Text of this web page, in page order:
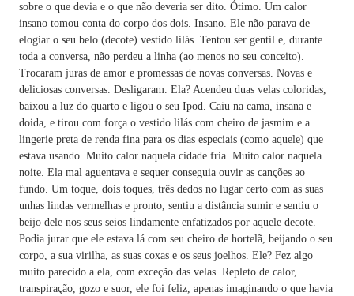
sobre o que devia e o que não deveria ser dito. Ótimo. Um calor
insano tomou conta do corpo dos dois. Insano. Ele não parava de
elogiar o seu belo (decote) vestido lilás. Tentou ser gentil e, durante
toda a conversa, não perdeu a linha (ao menos no seu conceito).
Trocaram juras de amor e promessas de novas conversas. Novas e
deliciosas conversas. Desligaram. Ela? Acendeu duas velas coloridas,
baixou a luz do quarto e ligou o seu Ipod. Caiu na cama, insana e
doida, e tirou com força o vestido lilás com cheiro de jasmim e a
lingerie preta de renda fina para os dias especiais (como aquele) que
estava usando. Muito calor naquela cidade fria. Muito calor naquela
noite. Ela mal aguentava e sequer conseguia ouvir as canções ao
fundo. Um toque, dois toques, três dedos no lugar certo com as suas
unhas lindas vermelhas e pronto, sentiu a distância sumir e sentiu o
beijo dele nos seus seios lindamente enfatizados por aquele decote.
Podia jurar que ele estava lá com seu cheiro de hortelã, beijando o seu
corpo, a sua virilha, as suas coxas e os seus joelhos. Ele? Fez algo
muito parecido a ela, com exceção das velas. Repleto de calor,
transpiração, gozo e suor, ele foi feliz, apenas imaginando o que havia